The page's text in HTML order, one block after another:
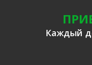
Каждый